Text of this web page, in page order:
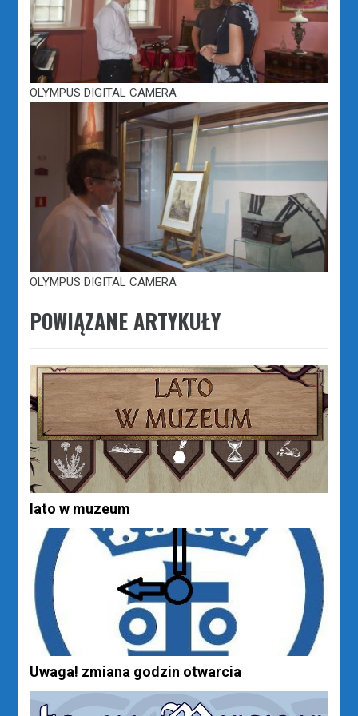
OLYMPUS DIGITAL CAMERA
OLYMPUS DIGITAL CAMERA
POWIĄZANE ARTYKUŁY
lato w muzeum
Uwaga! zmiana godzin otwarcia